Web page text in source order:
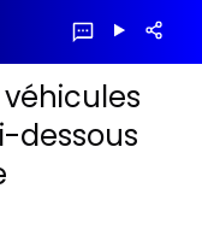
dessous